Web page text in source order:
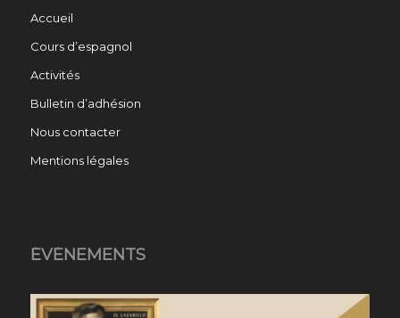
Accueil
Cours d’espagnol
Activités
Bulletin d’adhésion
Nous contacter
Mentions légales
ÉVÉNEMENTS